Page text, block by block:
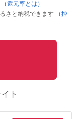
（還元率とは）
さと納税できます
（控
ト